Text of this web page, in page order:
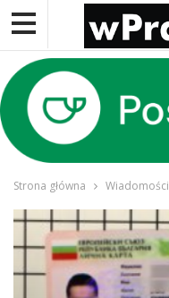
Strona główna Wiadomości